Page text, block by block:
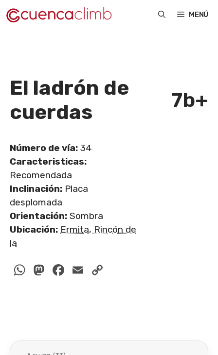
Saltar
al
MENÚ
El ladrón de
cuerdas
7b+
Número de vía: 34
Caracteristicas:
Recomendada
Inclinación: Placa
desplomada
Orientación: Sombra
Ubicación: Ermita, Rincón de
la
WhatsApp
Mastodon
Facebook
Email